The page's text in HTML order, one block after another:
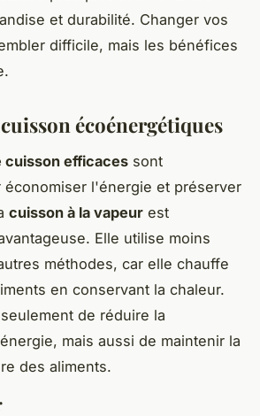
et durabilité. Changer vos
difficile, mais les bénéfices
écoénergétiques
cuisson efficaces sont
l'énergie et préserver
cuisson à la vapeur est
Elle utilise moins
méthodes, car elle chauffe
en conservant la chaleur.
de réduire la
mais aussi de maintenir la
des aliments.